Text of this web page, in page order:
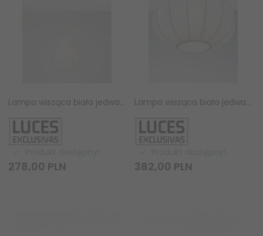
Lampa wisząca biała jedwabna designerska nowoczesna minimalistyczna skandynawska nad stół Luces Exclusivas
278,00 PLN
Lampa wisząca biała jedwabna okrągła designerska nowoczesna minimalistyczna skandynawska nad stół Luces Exclusivas
382,00 PLN